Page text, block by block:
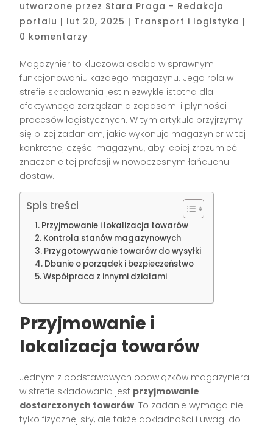
utworzone przez Stara Praga - Redakcja
portalu | lut 20, 2025 | Transport i logistyka |
0 komentarzy
Magazynier to kluczowa osoba w sprawnym
funkcjonowaniu każdego magazynu. Jego rola w
strefie składowania jest niezwykle istotna dla
efektywnego zarządzania zapasami i płynności
procesów logistycznych. W tym artykule przyjrzymy
się bliżej zadaniom, jakie wykonuje magazynier w tej
konkretnej części magazynu, aby lepiej zrozumieć
znaczenie tej profesji w nowoczesnym łańcuchu
dostaw.
Spis treści
Przyjmowanie i lokalizacja towarów
Kontrola stanów magazynowych
Przygotowywanie towarów do wysyłki
Dbanie o porządek i bezpieczeństwo
Współpraca z innymi działami
Przyjmowanie i
lokalizacja towarów
Jednym z podstawowych obowiązków magazyniera
w strefie składowania jest przyjmowanie
dostarczonych towarów. To zadanie wymaga nie
tylko fizycznej siły, ale także dokładności i uwagi do